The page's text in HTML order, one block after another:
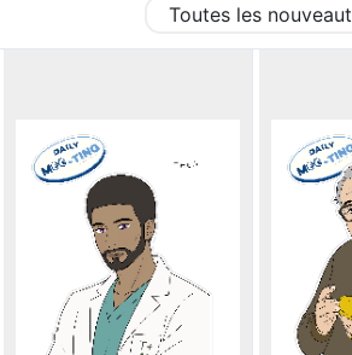
Toutes les